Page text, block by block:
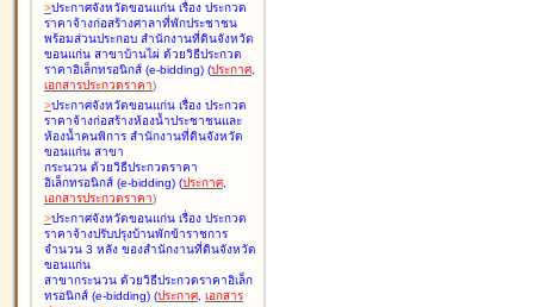
>ประกาศจังหวัดขอนแก่น เรื่อง ประกวด
ราคาจ้างก่อสร้างศาลาที่พักประชาชน
พร้อมส่วนประกอบ สำนักงานที่ดินจังหวัด
ขอนแก่น สาขาบ้านไผ่ ด้วยวิธีประกวด
ราคาอิเล็กทรอนิกส์ (e-bidding) (ประกาศ,
เอกสารประกวดราคา)
>ประกาศจังหวัดขอนแก่น เรื่อง ประกวด
ราคาจ้างก่อสร้างห้องน้ำประชาชนและ
ห้องน้ำคนพิการ สำนักงานที่ดินจังหวัด
ขอนแก่น สาขา
กระนวน ด้วยวิธีประกวดราคา
อิเล็กทรอนิกส์ (e-bidding) (ประกาศ,
เอกสารประกวดราคา)
>ประกาศจังหวัดขอนแก่น เรื่อง ประกวด
ราคาจ้างปรับปรุงบ้านพักข้าราชการ
จำนวน 3 หลัง ของสำนักงานที่ดินจังหวัด
ขอนแก่น
สาขากระนวน ด้วยวิธีประกวดราคาอิเล็ก
ทรอนิกส์ (e-bidding) (ประกาศ, เอกสาร